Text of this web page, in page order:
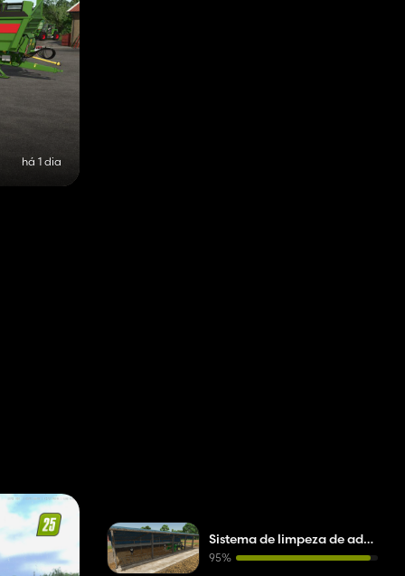
há 1 dia
Sistema de limpeza de adubo realista
95%